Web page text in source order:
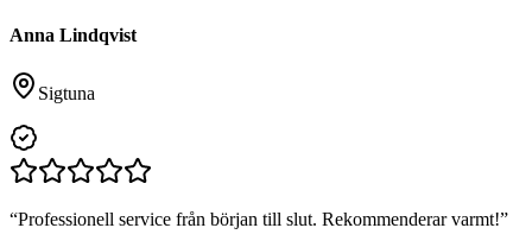
Anna Lindqvist
Sigtuna
“Professionell service från början till slut. Rekommenderar varmt!”